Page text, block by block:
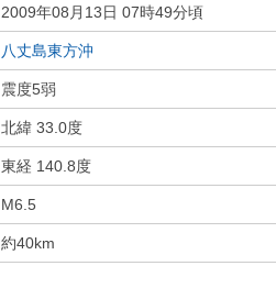
2009年08月13日 07時49分頃
八丈島東方沖
震度5弱
北緯 33.0度
東経 140.8度
M6.5
約40km